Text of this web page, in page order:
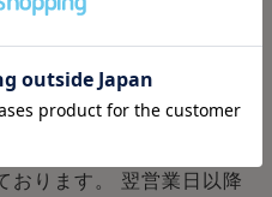
おります。 翌営業日以降